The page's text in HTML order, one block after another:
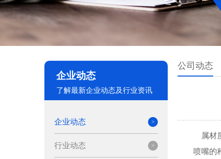
企业动态
了解最新企业动态及行业资讯
企业动态
行业动态
公司动态
属材
喷嘴的